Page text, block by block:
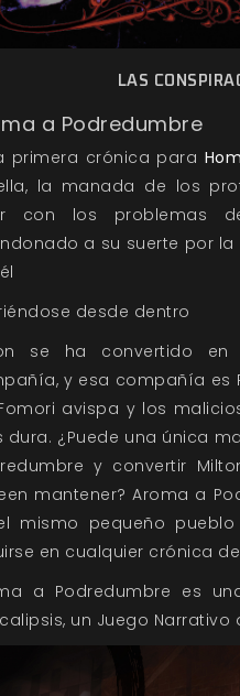
LAS
a Podredumbre
primera crónica para
la manada de los
con los problemas
a su suerte por
desde dentro
se ha convertido
y esa compañía es
avispa y los
dura. ¿Puede una única
y convertir
mantener? Aroma a
mismo pequeño
en cualquier crónica
a Podredumbre es
un Juego